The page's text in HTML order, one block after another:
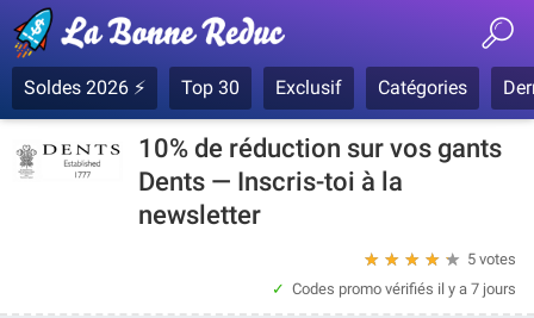
Soldes 2026 ⚡ Top 30 Exclusif Catégories
10% de réduction sur vos gants
Dents — Inscris-toi à la
newsletter
5 votes
★
★
★
★
★
Codes promo vérifiés il y a 7 jours